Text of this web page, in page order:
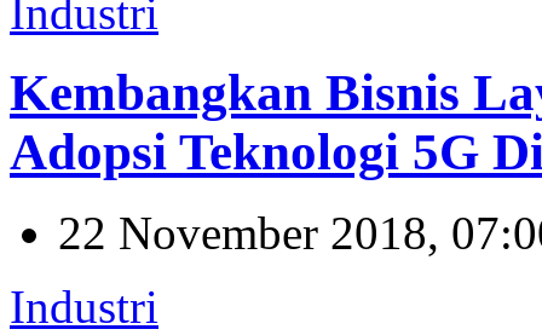
Industri
Kembangkan Bisnis
Adopsi Teknologi 5G
22 November 2018,
Industri